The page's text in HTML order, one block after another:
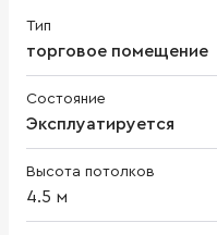
Тип
торговое помещение
Состояние
Эксплуатируется
Высота потолков
4.5 м